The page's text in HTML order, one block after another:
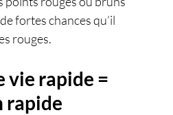
fortes chances qu’il
rouges.
vie rapide =
rapide